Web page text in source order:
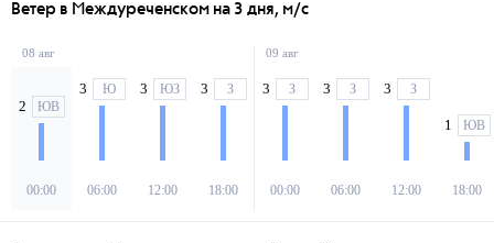
Ветер в Междуреченском на 3 дня, м/с
08 авг
2 ЮВ
00:00
3 Ю
06:00
3 ЮЗ
12:00
3 З
18:00
09 авг
3 З
00:00
3 З
06:00
3 З
12:00
1 ЮВ
18:00